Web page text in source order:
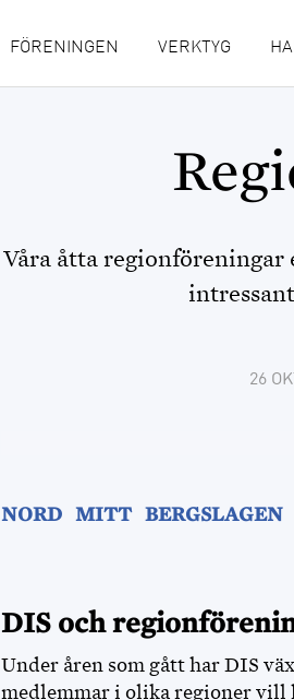
FÖRENINGEN VERKTYG
Våra åtta
26
NORD MITT BERGSLAGEN
DIS och
Under åren som gått har DIS
medlemmar i olika regioner vill